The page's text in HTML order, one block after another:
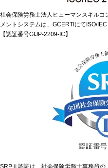
社会保険労務士法人ヒューマンスキル
メントシステムは、GCERTIにてISO/
【認証番号GIJP-2209-IC】